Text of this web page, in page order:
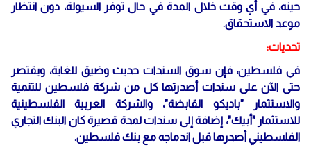
حينه، في أي وقت خلال المدة في حال توفر السيولة، دون انتظار
موعد الاستحقاق.
تحديات:
في فلسطين، فإن سوق السندات حديث وضيق للغاية، ويقتصر
حتى الآن على سندات أصدرتها كل من شركة فلسطين للتنمية
والاستثمار "باديكو القابضة"، والشركة العربية الفلسطينية
للاستثمار "أبيك"، إضافة إلى سندات لمدة قصيرة كان البنك التجاري
الفلسطيني أصدرها قبل اندماجه مع بنك فلسطين.